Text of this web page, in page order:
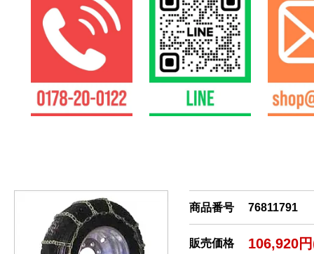
商品番号 76811791
販売価格 106,920